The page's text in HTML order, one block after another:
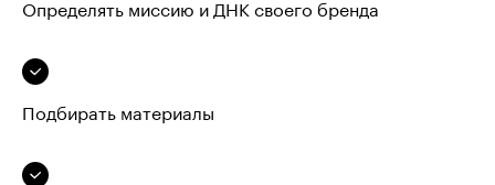
Определять миссию и ДНК своего бренда
Подбирать материалы